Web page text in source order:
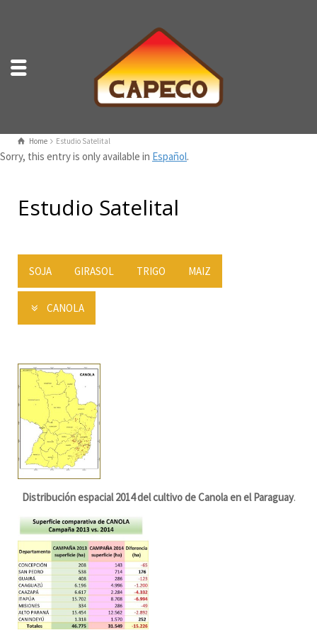
Home Estudio Satelital
Sorry, this entry is only available in Español.
Estudio Satelital
SOJA GIRASOL TRIGO MAIZ
CANOLA
Distribución espacial 2014 del cultivo de Canola en el Paraguay.